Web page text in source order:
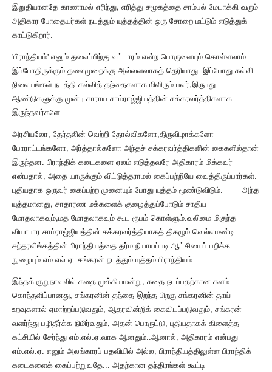
இறுதியானதே காணாமல் எரிந்து, எரித்து சமூகத்தை சாம்பல் மேடாக்கி வரும்
அதிகார போதையர்கள் நடத்தும் யுத்தத்தின் ஒரு சோறை மட்டும் எடுத்துக்
காட்டுகிறார்.
'பிராந்தியம்' எனும் தலைப்பிற்கு வட்டாரம் என்ற பொருளையும் கொள்ளலாம்.
இப்போதிருக்கும் தலைமுறைக்கு அவ்வளவாகத் தெரியாது. இப்போது கல்வி
நிலையங்கள் நடத்தி கல்வித் தந்தைகளாக மிளிரும் பலர்,இருபது
ஆண்டுகளுக்கு முன்பு சாராய சாம்ராஜ்ஜியத்தின் சக்கரவர்த்திகளாக
இருந்தவர்களே..
அரசியலோ, தேர்தலின் வெற்றி தோல்விகளோ,திருவிழாக்களோ
போராட்டங்களோ, அர்த்தால்களோ அந்தச் சக்கரவர்த்திகளின் கைகளில்தான்
இருந்தன. பிராந்திக் கடைகளை ஏலம் எடுத்தவரே அதிகாரம் மிக்கவர்
என்பதால், அதை யாருக்கும் விட்டுத்தராமல் கைப்பற்றியே வைத்திருப்பார்கள்.
புதியதாக ஒருவர் கைப்பற்ற முனையும் போது யுத்தம் மூண்டுவிடும்.
அந்த
யுத்தமானது, சாதாரண மக்களைக் குழைத்துப்போடும் சாதிய
மோதலாகவும்,மத மோதலாகவும் கூட ரூபம் கொள்ளும்.வலிமை மிகுந்த
வியாபார சாம்ராஜ்ஜியத்தின் சக்கரவர்த்தியாகத் திகழும் வெல்லமண்டி
சுந்தரலிங்கத்தின் பிராந்தியத்தை தர்ம நியாயப்படி ஆட்சியைப் பறிக்க
நுழையும் எம்.எல்.ஏ. சங்கரன் நடத்தும் யுத்தம் பிராந்தியம்.
இந்தக் குறுநாவலில் கதை முக்கியமன்று, கதை நடப்பதற்கான களம்
கொந்தளிப்பானது, சங்கரனின் தந்தை இறந்த பிறகு சங்கரனின் தாய்
உறவுகளால் ஏமாற்றப்படுவதும், ஆதரவின்றிக் கைவிடப்படுவதும், சங்கரன்
வளர்ந்து பழிதீர்க்க நிமிர்வதும், அதன் பொருட்டு, புதியதாகக் கிளைத்த
கட்சியில் சேர்ந்து எம்.எல்.ஏ.வாக ஆனதும்..ஆனால், அதிகாரம் என்பது
எம்.எல்.ஏ. எனும் அலங்காரப் பதவியில் அல்ல, பிராந்தியத்திலுள்ள பிராந்திக்
கடைகளைக் கைப்பற்றுவதே... அதற்கான தந்திரங்கள் கூட்டி